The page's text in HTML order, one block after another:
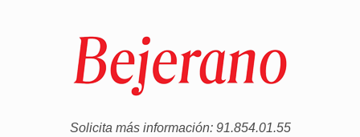
Solicita más información: 91.854.01.55